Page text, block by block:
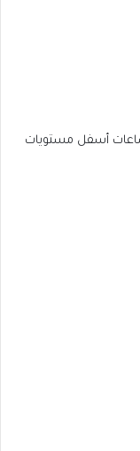
ساعات أسفل مستويات